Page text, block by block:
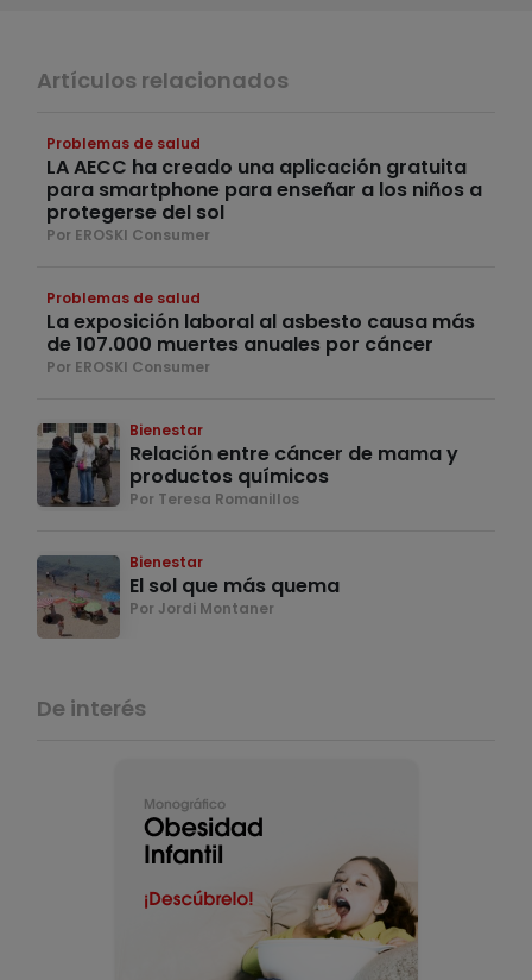
Artículos relacionados
Problemas de salud
LA AECC ha creado una aplicación gratuita
para smartphone para enseñar a los niños a
protegerse del sol
Por EROSKI Consumer
Problemas de salud
La exposición laboral al asbesto causa más
de 107.000 muertes anuales por cáncer
Por EROSKI Consumer
Bienestar
Relación entre cáncer de mama y
productos químicos
Por Teresa Romanillos
Bienestar
El sol que más quema
Por Jordi Montaner
De interés